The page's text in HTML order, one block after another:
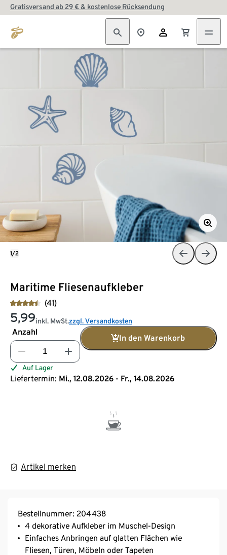
Gratisversand ab 29 € & kostenlose Rücksendung
Maritime Fliesenaufkleber
(41)
5,99inkl. MwSt.zzgl. Versandkosten
Anzahl
In den Warenkorb
Auf Lager
Liefertermin: Mi., 12.08.2026 - Fr., 14.08.2026
Artikel merken
1/2
Bestellnummer: 204438
4 dekorative Aufkleber im Muschel-Design
Einfaches Anbringen auf glatten Flächen wie
Fliesen, Türen, Möbeln oder Tapeten